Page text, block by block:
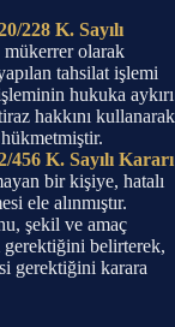
228 K. Sayılı
olarak
tahsilat işlemi
hukuka aykırı
hakkını kullanarak
456 K. Sayılı Kararı
bir kişiye, hatalı
ele alınmıştır.
şekil ve amaç
gerektiğini belirterek,
gerektiğini karara